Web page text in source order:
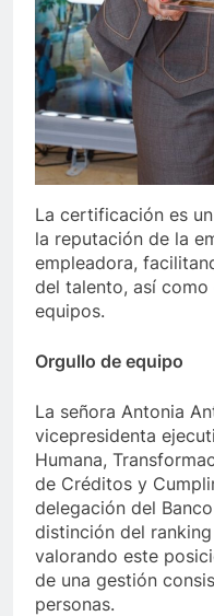
La certificación es
la reputación de la
empleadora,
del talento, así
equipos.
Orgullo de equipo
La señora Antonia
vicepresidenta
Humana,
de Créditos y
delegación del
distinción del
valorando este
de una gestión
personas.